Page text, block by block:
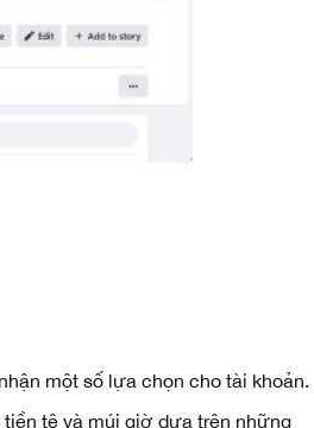
một số lựa chọn cho tài khoản.
tệ và múi giờ dựa trên những